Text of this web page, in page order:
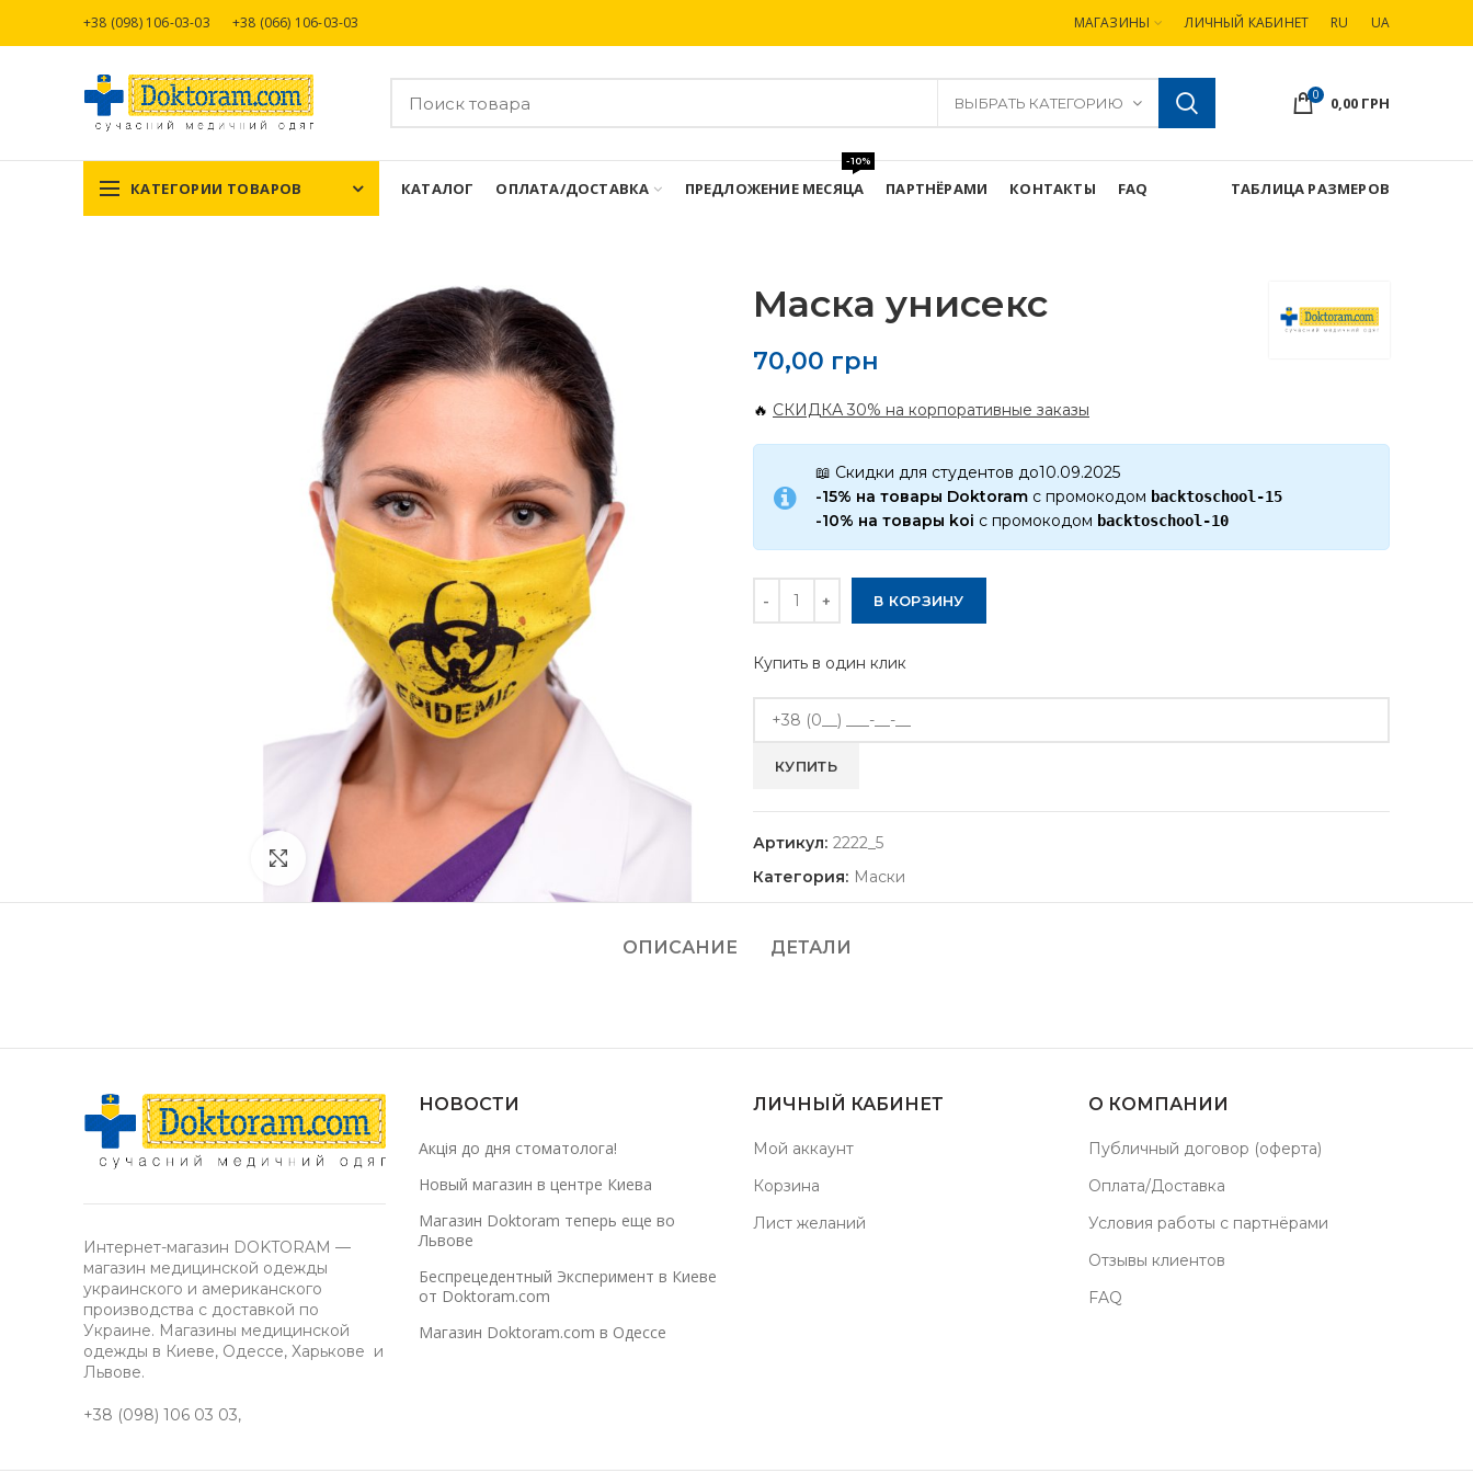
+38 (098) 106-03-03 +38 (066) 106-03-03 МАГАЗИНЫ ЛИЧНЫЙ КАБИНЕТ RU UA
ВЫБРАТЬ КАТЕГОРИЮ 0 0,00 ГРН
КАТЕГОРИИ ТОВАРОВ КАТАЛОГ ОПЛАТА/ДОСТАВКА ПРЕДЛОЖЕНИЕ МЕСЯЦА
-10%
ПАРТНЁРАМИ КОНТАКТЫ FAQ ТАБЛИЦА РАЗМЕРОВ
Click to enlarge
Маска унисекс
70,00 грн
🔥 СКИДКА 30% на корпоративные заказы
📖 Скидки для студентов до10.09.2025
-15% на товары Doktoram с промокодом backtoschool-15
-10% на товары koi с промокодом backtoschool-10
В КОРЗИНУ
Купить в один клик
Артикул: 2222_5
Категория: Маски
ОПИСАНИЕ ДЕТАЛИ
Интернет-магазин DOKTORAM —
магазин медицинской одежды
украинского и американского
производства с доставкой по
Украине. Магазины медицинской
одежды в Киеве, Одессе, Харькове и
Львове.
+38 (098) 106 03 03,
НОВОСТИ
Акція до дня стоматолога!
Новый магазин в центре Киева
Магазин Doktoram теперь еще во
Львове
Беспрецедентный Эксперимент в Киеве
от Doktoram.com
Магазин Doktoram.com в Одессе
ЛИЧНЫЙ КАБИНЕТ
Мой аккаунт
Корзина
Лист желаний
О КОМПАНИИ
Публичный договор (оферта)
Оплата/Доставка
Условия работы с партнёрами
Отзывы клиентов
FAQ